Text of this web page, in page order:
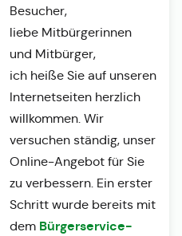
Besucher,
liebe Mitbürgerinnen
und Mitbürger,
ich heiße Sie auf unseren
Internetseiten herzlich
willkommen. Wir
versuchen ständig, unser
Online-Angebot für Sie
zu verbessern. Ein erster
Schritt wurde bereits mit
dem Bürgerservice-